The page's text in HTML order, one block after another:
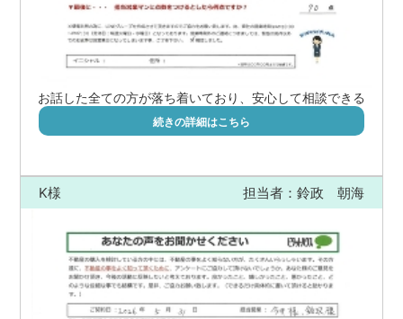
お話した全ての方が落ち着いており、安心して相談できる
続きの詳細はこちら
K様 担当者：鈴政 朝海